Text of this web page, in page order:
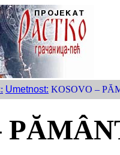
: Umetnost: KOSOVO –